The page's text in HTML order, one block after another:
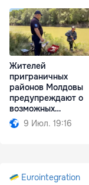
Жителей
приграничных
районов Молдовы
предупреждают о
возможных
ситуациях риска
9 Июл. 19:16
Eurointegration